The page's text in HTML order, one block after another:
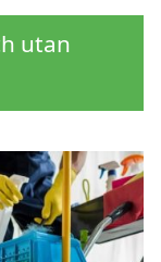
utan